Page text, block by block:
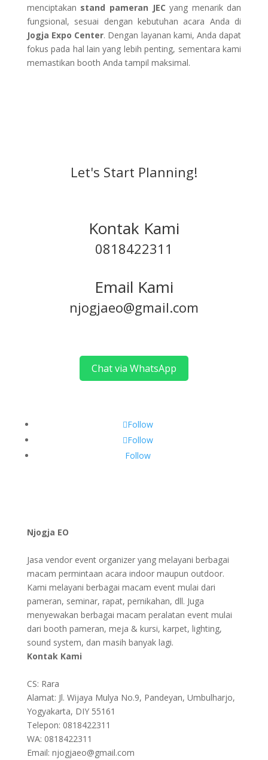
menciptakan stand pameran JEC yang menarik dan
fungsional, sesuai dengan kebutuhan acara Anda di
Jogja Expo Center. Dengan layanan kami, Anda dapat
fokus pada hal lain yang lebih penting, sementara kami
memastikan booth Anda tampil maksimal.
Let's Start Planning!
Kontak Kami
0818422311
Email Kami
njogjaeo@gmail.com
Chat via WhatsApp
Follow
Follow
Follow
Njogja EO
Jasa vendor event organizer yang melayani berbagai
macam permintaan acara indoor maupun outdoor.
Kami melayani berbagai macam event mulai dari
pameran, seminar, rapat, pernikahan, dll. Juga
menyewakan berbagai macam peralatan event mulai
dari booth pameran, meja & kursi, karpet, lighting,
sound system, dan masih banyak lagi.
Kontak Kami
CS: Rara
Alamat: Jl. Wijaya Mulya No.9, Pandeyan, Umbulharjo,
Yogyakarta, DIY 55161
Telepon: 0818422311
WA: 0818422311
Email: njogjaeo@gmail.com